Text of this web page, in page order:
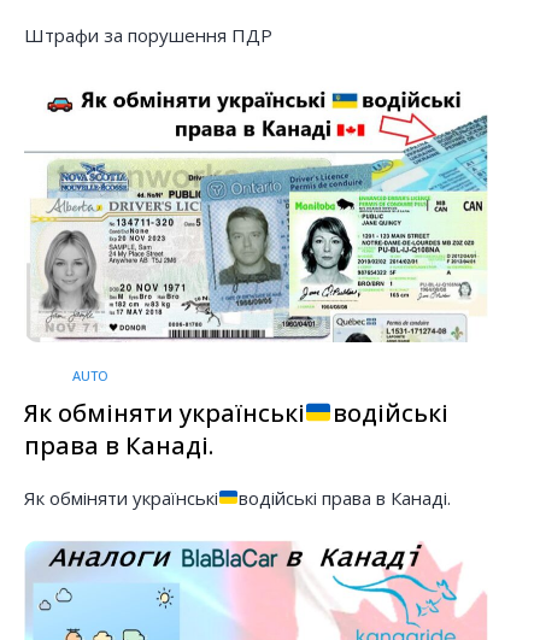
Штрафи за порушення ПДР
AUTO
Як обміняти українські
водійські
права в Канаді.
Як обміняти українські водійські права в Канаді.